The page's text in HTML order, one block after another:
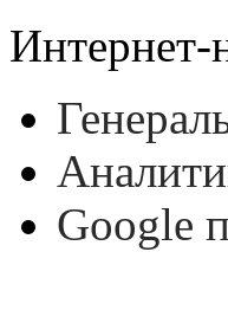
Интернет-
Google